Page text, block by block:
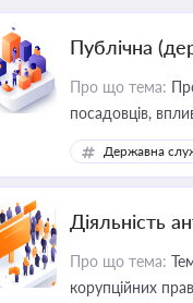
Публічна
Про що тема:
посадовців,
Державна
Діяльність
Про що тема:
корупційних